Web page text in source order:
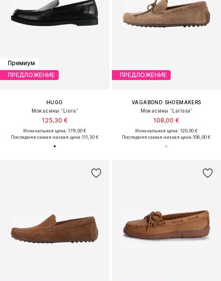
Премиум
ПРЕДЛОЖЕНИЕ
HUGO
Мокасины 'Liora'
125,30 €
Изначальная цена: 179,00 €
Последняя самая низкая цена:111,30 €
ПРЕДЛОЖЕНИЕ
VAGABOND SHOEMAKERS
Мокасины 'Larissa'
108,00 €
Изначальная цена: 120,00 €
Последняя самая низкая цена:108,00 €